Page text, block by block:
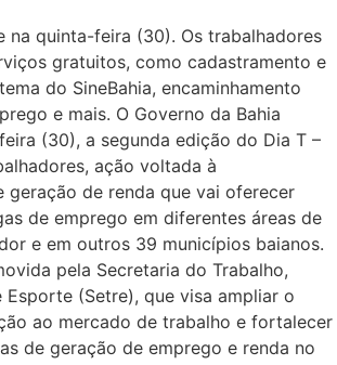
na quinta-feira (30). Os trabalhadores
gratuitos, como cadastramento e
do SineBahia, encaminhamento
e mais. O Governo da Bahia
(30), a segunda edição do Dia T –
ação voltada à
geração de renda que vai oferecer
de emprego em diferentes áreas de
e em outros 39 municípios baianos.
pela Secretaria do Trabalho,
Esporte (Setre), que visa ampliar o
ao mercado de trabalho e fortalecer
de geração de emprego e renda no